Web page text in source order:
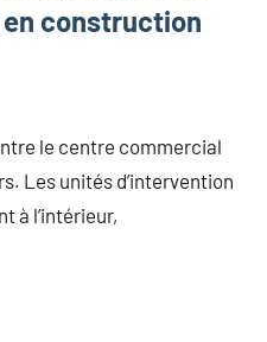
construction
le centre commercial
Les unités d’intervention
à l’intérieur,